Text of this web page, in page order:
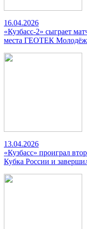
16.04.2026
«Кузбасс-2» сыграет
места ГЕОТЕК
13.04.2026
«Кузбасс» проиграл
Кубка России и